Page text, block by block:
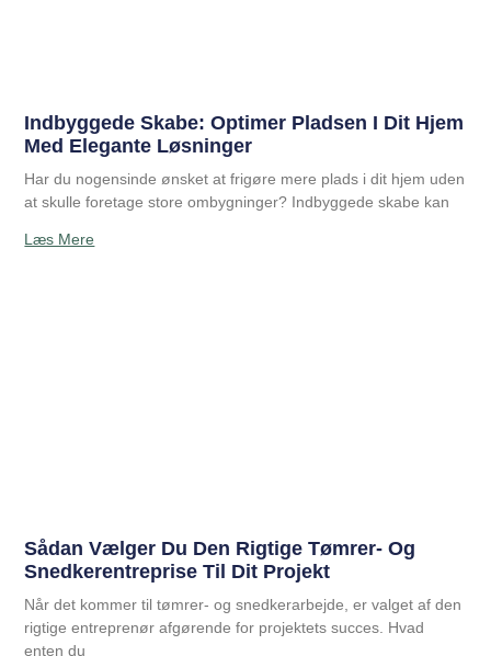
Indbyggede Skabe: Optimer Pladsen I Dit Hjem
Med Elegante Løsninger
Har du nogensinde ønsket at frigøre mere plads i dit hjem uden
at skulle foretage store ombygninger? Indbyggede skabe kan
Læs Mere
Sådan Vælger Du Den Rigtige Tømrer- Og
Snedkerentreprise Til Dit Projekt
Når det kommer til tømrer- og snedkerarbejde, er valget af den
rigtige entreprenør afgørende for projektets succes. Hvad
enten du